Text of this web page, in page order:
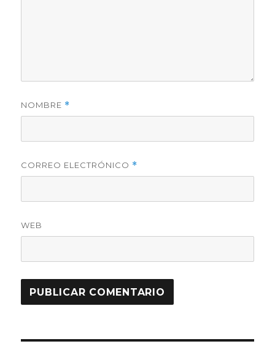
NOMBRE *
CORREO ELECTRÓNICO *
WEB